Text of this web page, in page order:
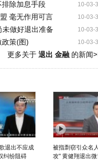
10-03-
除加息手段
10-03-
毫无作用可言
10-03-
做好退出准备
10-03-
政策(图)
更多关于 退出 金融的新闻
退出不应成
纠纷阻碍
被指剽窃引众名
攻" 黄健翔退出微